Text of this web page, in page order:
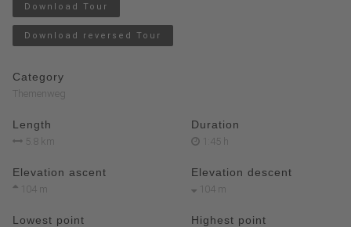
Download Tour
Download reversed Tour
Category
Themenweg
Length
5.8 km
Duration
1:45 h
Elevation ascent
104 m
Elevation descent
104 m
Lowest point Highest point